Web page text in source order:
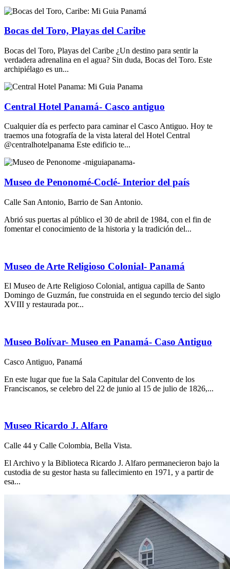
Bocas del Toro, Playas del Caribe
Bocas del Toro, Playas del Caribe ¿Un destino para sentir la
verdadera adrenalina en el agua? Sin duda, Bocas del Toro. Este
archipiélago es un...
Central Hotel Panamá- Casco antiguo
Cualquier día es perfecto para caminar el Casco Antiguo. Hoy te
traemos una fotografía de la vista lateral del Hotel Central
@centralhotelpanama Este edificio te...
Museo de Penonomé-Coclé- Interior del país
Calle San Antonio, Barrio de San Antonio.
Abrió sus puertas al público el 30 de abril de 1984, con el fin de
fomentar el conocimiento de la historia y la tradición del...
Museo de Arte Religioso Colonial- Panamá
El Museo de Arte Religioso Colonial, antigua capilla de Santo
Domingo de Guzmán, fue construida en el segundo tercio del siglo
XVIII y restaurada por...
Museo Bolívar- Museo en Panamá- Caso Antiguo
Casco Antiguo, Panamá
En este lugar que fue la Sala Capitular del Convento de los
Franciscanos, se celebro del 22 de junio al 15 de julio de 1826,...
Museo Ricardo J. Alfaro
Calle 44 y Calle Colombia, Bella Vista.
El Archivo y la Biblioteca Ricardo J. Alfaro permanecieron bajo la
custodia de su gestor hasta su fallecimiento en 1971, y a partir de
esa...